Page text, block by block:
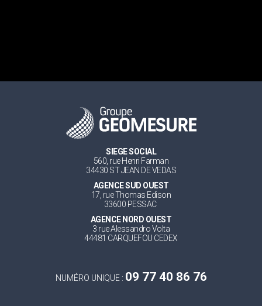
SIEGE SOCIAL
560, rue Henri Farman
34430 ST JEAN DE VEDAS
AGENCE SUD OUEST
17, rue Thomas Edison
33600 PESSAC
AGENCE NORD OUEST
3 rue Alessandro Volta
44481 CARQUEFOU CEDEX
NUMÉRO UNIQUE : 09 77 40 86 76